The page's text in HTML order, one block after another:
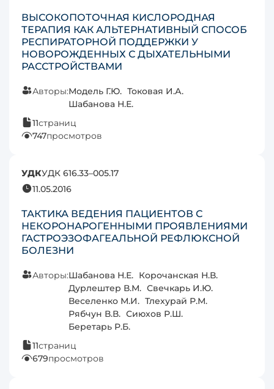
ВЫСОКОПОТОЧНАЯ КИСЛОРОДНАЯ
ТЕРАПИЯ КАК АЛЬТЕРНАТИВНЫЙ СПОСОБ
РЕСПИРАТОРНОЙ ПОДДЕРЖКИ У
НОВОРОЖДЕННЫХ С ДЫХАТЕЛЬНЫМИ
РАССТРОЙСТВАМИ
Авторы:Модель Г.Ю. Токовая И.А.
Шабанова Н.Е.
11страниц
747просмотров
УДКУДК 616.33–005.17
11.05.2016
ТАКТИКА ВЕДЕНИЯ ПАЦИЕНТОВ С
НЕКОРОНАРОГЕННЫМИ ПРОЯВЛЕНИЯМИ
ГАСТРОЭЗОФАГЕАЛЬНОЙ РЕФЛЮКСНОЙ
БОЛЕЗНИ
Авторы:Шабанова Н.Е. Корочанская Н.В.
Дурлештер В.М. Свечкарь И.Ю.
Веселенко М.И. Тлехурай Р.М.
Рябчун В.В. Сиюхов Р.Ш.
Беретарь Р.Б.
11страниц
679просмотров